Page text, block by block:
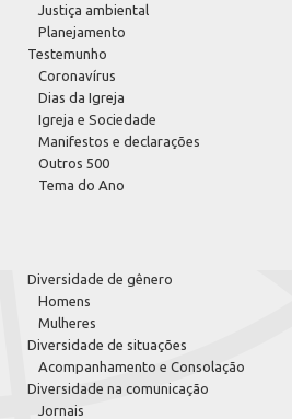
Justiça ambiental
Planejamento
Testemunho
Coronavírus
Dias da Igreja
Igreja e Sociedade
Manifestos e declarações
Outros 500
Tema do Ano
Diversidade de gênero
Homens
Mulheres
Diversidade de situações
Acompanhamento e Consolação
Diversidade na comunicação
Jornais